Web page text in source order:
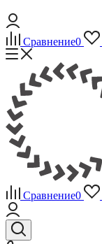
Сравнение0
Сравнение0